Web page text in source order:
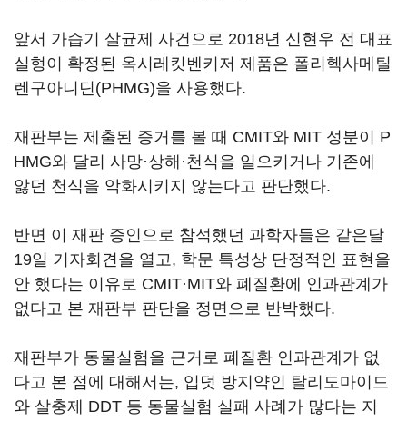
앞서 가습기 살균제 사건으로 2018년 신현우 전 대표
실형이 확정된 옥시레킷벤키저 제품은 폴리헥사메틸
렌구아니딘(PHMG)을 사용했다.
재판부는 제출된 증거를 볼 때 CMIT와 MIT 성분이 P
HMG와 달리 사망·상해·천식을 일으키거나 기존에
앓던 천식을 악화시키지 않는다고 판단했다.
반면 이 재판 증인으로 참석했던 과학자들은 같은달
19일 기자회견을 열고, 학문 특성상 단정적인 표현을
안 했다는 이유로 CMIT·MIT와 폐질환에 인과관계가
없다고 본 재판부 판단을 정면으로 반박했다.
재판부가 동물실험을 근거로 폐질환 인과관계가 없
다고 본 점에 대해서는, 입덧 방지약인 탈리도마이드
와 살충제 DDT 등 동물실험 실패 사례가 많다는 지